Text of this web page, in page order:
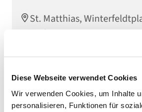
Diese Webseite verwendet Cookies
Wir verwenden Cookies, um Inhalte
personalisieren, Funktionen für
St. Matthias,
Berlin